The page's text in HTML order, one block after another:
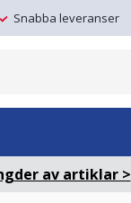
Snabba leveranser
av artiklar >